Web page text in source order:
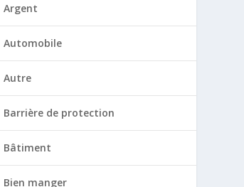
Argent
Automobile
Autre
Barrière de protection
Bâtiment
Bien manger